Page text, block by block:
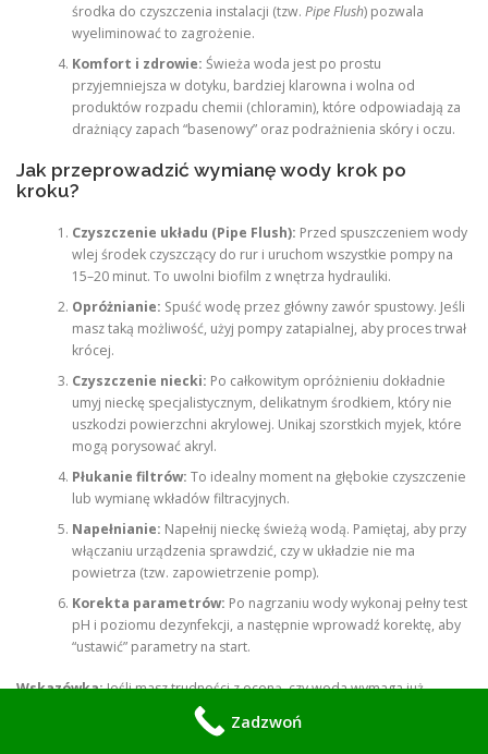
środka do czyszczenia instalacji (tzw. Pipe Flush) pozwala
wyeliminować to zagrożenie.
Komfort i zdrowie: Świeża woda jest po prostu
przyjemniejsza w dotyku, bardziej klarowna i wolna od
produktów rozpadu chemii (chloramin), które odpowiadają za
drażniący zapach “basenowy” oraz podrażnienia skóry i oczu.
Jak przeprowadzić wymianę wody krok po
kroku?
Czyszczenie układu (Pipe Flush): Przed spuszczeniem wody
wlej środek czyszczący do rur i uruchom wszystkie pompy na
15–20 minut. To uwolni biofilm z wnętrza hydrauliki.
Opróżnianie: Spuść wodę przez główny zawór spustowy. Jeśli
masz taką możliwość, użyj pompy zatapialnej, aby proces trwał
krócej.
Czyszczenie niecki: Po całkowitym opróżnieniu dokładnie
umyj nieckę specjalistycznym, delikatnym środkiem, który nie
uszkodzi powierzchni akrylowej. Unikaj szorstkich myjek, które
mogą porysować akryl.
Płukanie filtrów: To idealny moment na głębokie czyszczenie
lub wymianę wkładów filtracyjnych.
Napełnianie: Napełnij nieckę świeżą wodą. Pamiętaj, aby przy
włączaniu urządzenia sprawdzić, czy w układzie nie ma
powietrza (tzw. zapowietrzenie pomp).
Korekta parametrów: Po nagrzaniu wody wykonaj pełny test
pH i poziomu dezynfekcji, a następnie wprowadź korektę, aby
“ustawić” parametry na start.
Wskazówka:Jeśli masz trudności z oceną, czy woda wymaga już
wymiany, sprawdź jej klarowność oraz “zapach” zaraz po wyjściu z
wanny. Jeśli po włączeniu dysz woda zaczyna się pienić, jest mętna lub
Zadzwoń